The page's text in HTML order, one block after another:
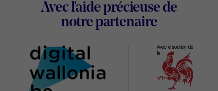
Avec l'aide précieuse de
notre partenaireDigital